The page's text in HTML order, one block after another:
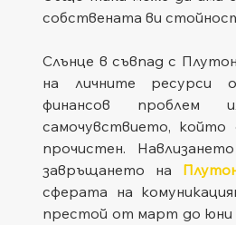
собствената ви
Слънце в съвпад с
на личните ресурси
финансов проблем
самочувствието,
прочистен.
завръщането на
сферата на
престой от март до юни